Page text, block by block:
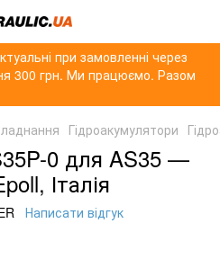
при замовленні через
300 грн. Ми працюємо. Разом
Гідроакумулятори
0 для AS35 —
Італія
Написати відгук